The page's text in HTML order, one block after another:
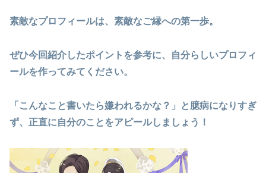
素敵なプロフィールは、素敵なご縁への第一歩。
ぜひ今回紹介したポイントを参考に、自分らしいプロフィ
ールを作ってみてください。
「こんなこと書いたら嫌われるかな？」と臆病になりすぎ
ず、正直に自分のことをアピールしましょう！